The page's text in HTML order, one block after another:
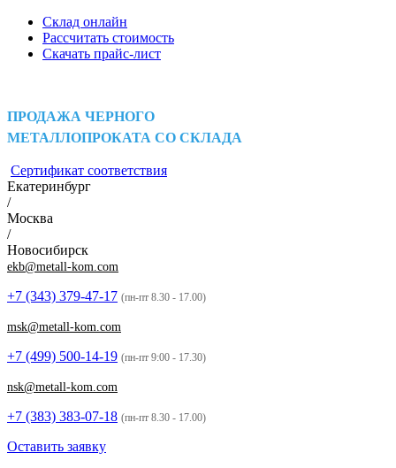
Склад онлайн
Рассчитать стоимость
Скачать прайс-лист
ПРОДАЖА ЧЕРНОГО
МЕТАЛЛОПРОКАТА СО СКЛАДА
Сертификат соответствия
Екатеринбург
/
Москва
/
Новосибирск
ekb@metall-kom.com
+7 (343) 379-47-17 (пн-пт 8.30 - 17.00)
msk@metall-kom.com
+7 (499) 500-14-19 (пн-пт 9:00 - 17.30)
nsk@metall-kom.com
+7 (383) 383-07-18 (пн-пт 8.30 - 17.00)
Оставить заявку